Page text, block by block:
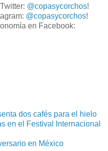
@copasycorchos!
@copasycorchos!
en Facebook:
dos cafés para el hielo
en el Festival Internacional
en México